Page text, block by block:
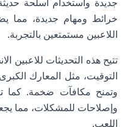
خرائط ومهام جديدة، مما
اللاعبين مستمتعين بالتجربة.
تتيح هذه التحديثات للاعبين
التوقيت، مثل المعارك
وتمنح مكافآت ضخمة. كما
وإصلاحات للمشكلات، مما
اللعب.